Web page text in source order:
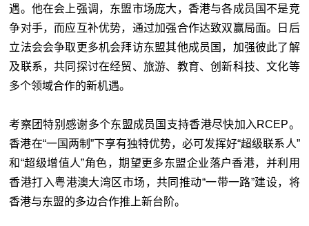
遇。他在会上强调，东盟市场庞大，香港与各成员国不是竞
争对手，而应互补优势，通过加强合作达致双赢局面。日后
立法会会争取更多机会拜访东盟其他成员国，加强彼此了解
及联系，共同探讨在经贸、旅游、教育、创新科技、文化等
多个领域合作的新机遇。
考察团特别感谢多个东盟成员国支持香港尽快加入RCEP。
香港在“一国两制”下享有独特优势，必可发挥好“超级联系人”
和“超级增值人”角色，期望更多东盟企业落户香港，并利用
香港打入粤港澳大湾区市场，共同推动“一带一路”建设，将
香港与东盟的多边合作推上新台阶。